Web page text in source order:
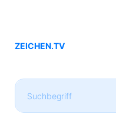
ZEICHEN.TV